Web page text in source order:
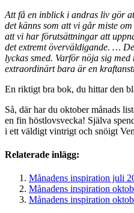
Att få en inblick i andras liv gör
det känns som att vi går miste
att vi har förutsättningar att
det extremt överväldigande. …
lyckas smed. Varför nöja sig
extraordinärt bara är en
En riktigt bra bok, du hittar den
Så, där har du oktober månads
en fin höstlovsvecka! Själva
i ett väldigt vintrigt och snöigt
Relaterade inlägg:
Månadens inspiration juli
Månadens inspiration
Månadens inspiration